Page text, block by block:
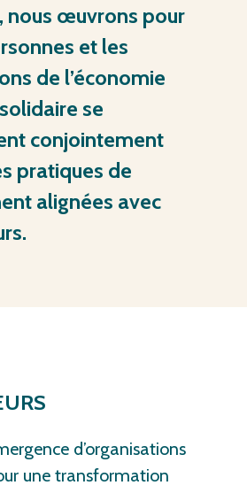
nous œuvrons pour
et les
de l’économie
solidaire se
conjointement
pratiques de
alignées avec
d’organisations
une transformation